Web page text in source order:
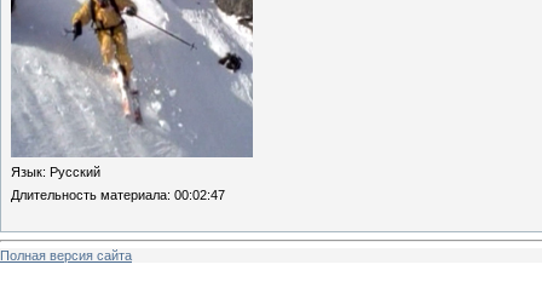
Язык: Русский
Длительность материала: 00:02:47
Полная версия сайта